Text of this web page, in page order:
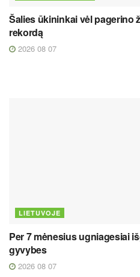
Šalies ūkininkai vėl pagerino
rekordą
2026 08 07
LIETUVOJE
Per 7 mėnesius ugniagesiai
gyvybes
2026 08 07